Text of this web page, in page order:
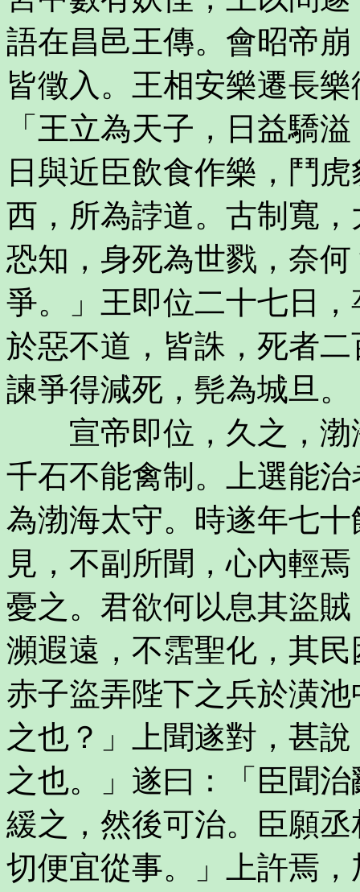
語在昌邑王傳。會昭帝
皆徵入。王相安樂遷長
「王立為天子，日益驕
日與近臣飲食作樂，鬥
西，所為誖道。古制寬
恐知，身死為世戮，奈
爭。」王即位二十七日
於惡不道，皆誅，死者
諫爭得減死，髡為城旦。
宣帝即位，久之，渤
千石不能禽制。上選能
為渤海太守。時遂年七
見，不副所聞，心內輕
憂之。君欲何以息其盜
瀕遐遠，不霑聖化，其
赤子盜弄陛下之兵於潢
之也？」上聞遂對，甚
之也。」遂曰：「臣聞
緩之，然後可治。臣願
切便宜從事。」上許焉